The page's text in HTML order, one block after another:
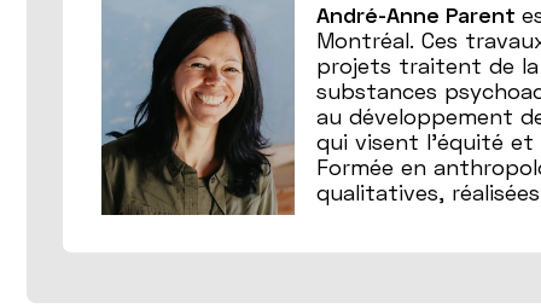
André-Anne Parent
Montréal. Ces
projets traitent de la
substances
au développement
qui visent l’équité
Formée en
qualitatives,